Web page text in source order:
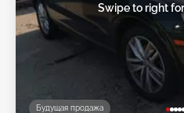
Будущая продажа
Swipe to right